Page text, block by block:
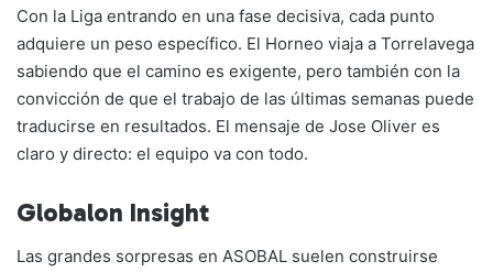
Con la Liga entrando en una fase decisiva, cada punto
adquiere un peso específico. El Horneo viaja a Torrelavega
sabiendo que el camino es exigente, pero también con la
convicción de que el trabajo de las últimas semanas puede
traducirse en resultados. El mensaje de Jose Oliver es
claro y directo: el equipo va con todo.
Globalon Insight
Las grandes sorpresas en ASOBAL suelen construirse